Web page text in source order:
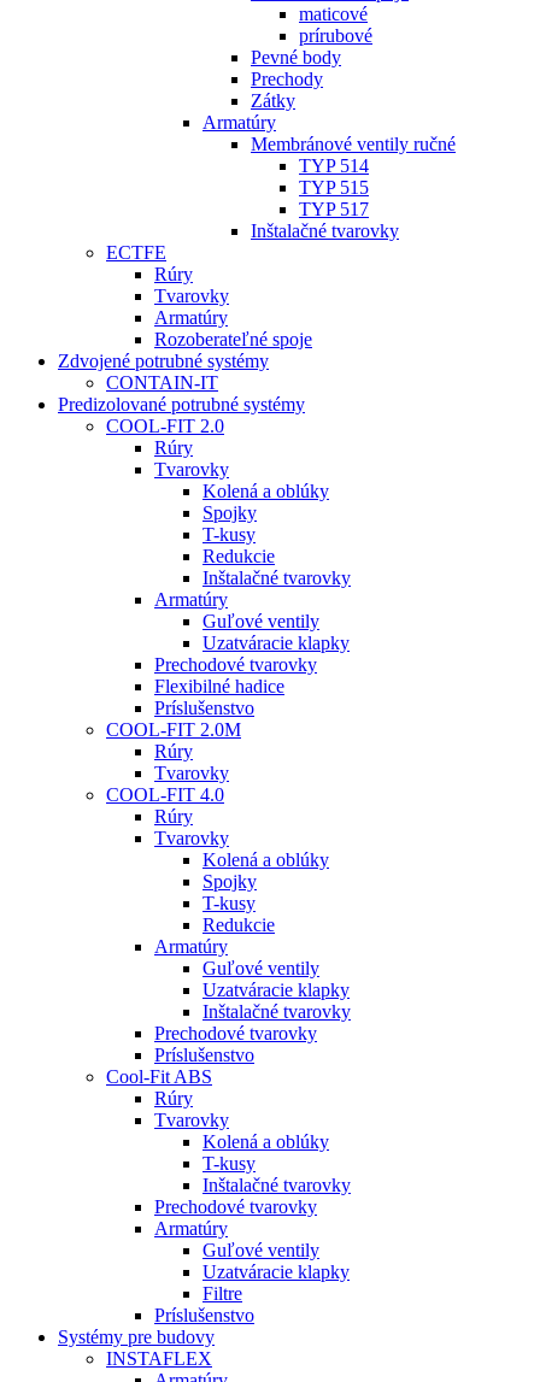
maticové
prírubové
Pevné body
Prechody
Zátky
Armatúry
Membránové ventily ručné
TYP 514
TYP 515
TYP 517
Inštalačné tvarovky
ECTFE
Rúry
Tvarovky
Armatúry
Rozoberateľné spoje
Zdvojené potrubné systémy
CONTAIN-IT
Predizolované potrubné systémy
COOL-FIT 2.0
Rúry
Tvarovky
Kolená a oblúky
Spojky
T-kusy
Redukcie
Inštalačné tvarovky
Armatúry
Guľové ventily
Uzatváracie klapky
Prechodové tvarovky
Flexibilné hadice
Príslušenstvo
COOL-FIT 2.0M
Rúry
Tvarovky
COOL-FIT 4.0
Rúry
Tvarovky
Kolená a oblúky
Spojky
T-kusy
Redukcie
Armatúry
Guľové ventily
Uzatváracie klapky
Inštalačné tvarovky
Prechodové tvarovky
Príslušenstvo
Cool-Fit ABS
Rúry
Tvarovky
Kolená a oblúky
T-kusy
Inštalačné tvarovky
Prechodové tvarovky
Armatúry
Guľové ventily
Uzatváracie klapky
Filtre
Príslušenstvo
Systémy pre budovy
INSTAFLEX